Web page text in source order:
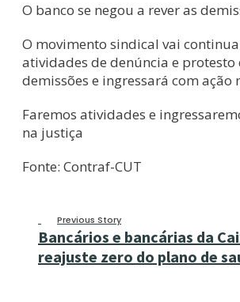
O banco se negou a rever as
O movimento sindical vai
atividades de denúncia e protesto
demissões e ingressará com ação
Faremos atividades e
na justiça
Fonte: Contraf-CUT
Previous Story
Bancários e bancárias da
reajuste zero do plano de